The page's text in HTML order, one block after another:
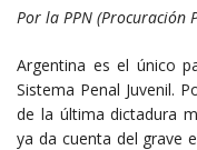
Por la PPN (Procuración
Argentina es el único
Sistema Penal Juvenil.
de la última dictadura
ya da cuenta del grave